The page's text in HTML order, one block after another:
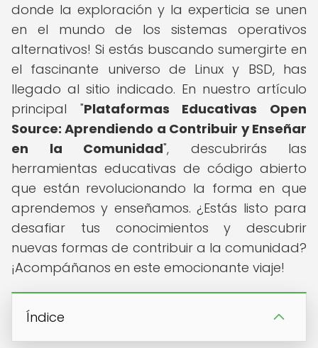
donde la exploración y la experticia se unen
en el mundo de los sistemas operativos
alternativos! Si estás buscando sumergirte en
el fascinante universo de Linux y BSD, has
llegado al sitio indicado. En nuestro artículo
principal "Plataformas Educativas Open
Source: Aprendiendo a Contribuir y Enseñar
en la Comunidad", descubrirás las
herramientas educativas de código abierto
que están revolucionando la forma en que
aprendemos y enseñamos. ¿Estás listo para
desafiar tus conocimientos y descubrir
nuevas formas de contribuir a la comunidad?
¡Acompáñanos en este emocionante viaje!
Índice